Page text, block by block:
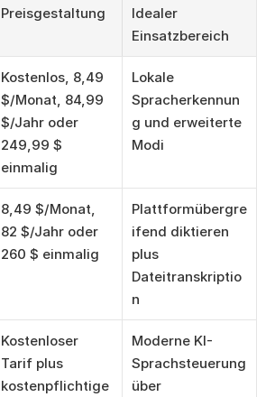
Preisgestaltung
Idealer
Einsatzbereich
Kostenlos, 8,49
$/Monat, 84,99
$/Jahr oder
249,99 $
einmalig
Lokale
Spracherkennun
g und erweiterte
Modi
8,49 $/Monat,
82 $/Jahr oder
260 $ einmalig
Plattformübergre
ifend diktieren
plus
Dateitranskriptio
n
Kostenloser
Tarif plus
kostenpflichtige
Moderne KI-
Sprachsteuerung
über